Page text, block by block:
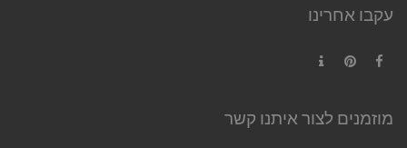
עקבו אחרינו
מוזמנים לצור איתנו קשר